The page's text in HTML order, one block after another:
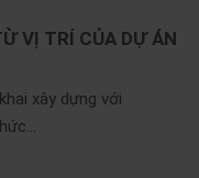
VỊ TRÍ CỦA DỰ ÁN
xây dựng với